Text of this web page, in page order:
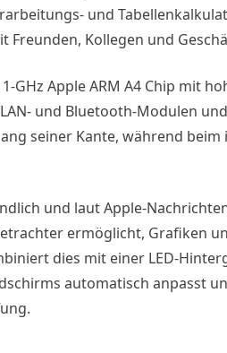
und
Freunden, Kollegen und
GHz Apple ARM A4 Chip mit
und Bluetooth-Modulen
seiner Kante, während beim
und laut Apple-
ermöglicht, Grafiken
dies mit einer LED-
automatisch anpasst